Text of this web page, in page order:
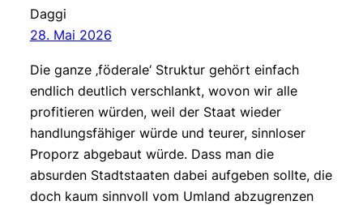
Daggi
28. Mai 2026
Die ganze ‚föderale‘ Struktur gehört einfach
endlich deutlich verschlankt, wovon wir alle
profitieren würden, weil der Staat wieder
handlungsfähiger würde und teurer, sinnloser
Proporz abgebaut würde. Dass man die
absurden Stadtstaaten dabei aufgeben sollte, die
doch kaum sinnvoll vom Umland abzugrenzen